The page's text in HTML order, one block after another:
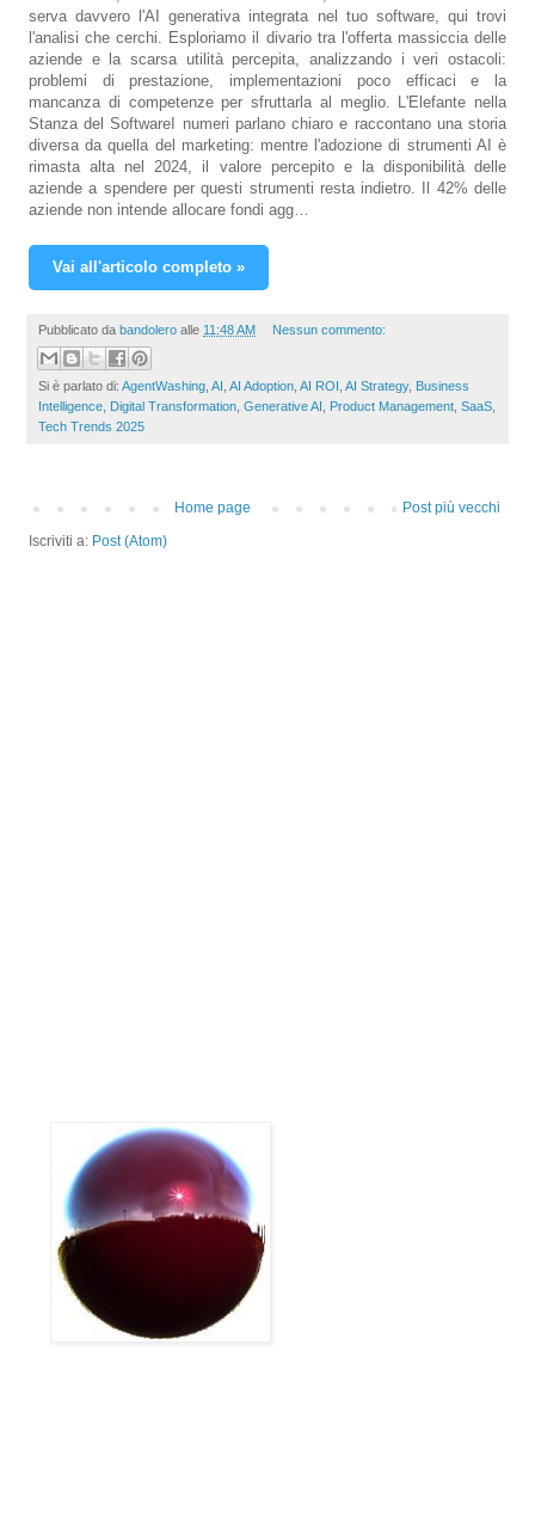
serva davvero l'AI generativa integrata nel tuo software, qui trovi
l'analisi che cerchi. Esploriamo il divario tra l'offerta massiccia delle
aziende e la scarsa utilità percepita, analizzando i veri ostacoli:
problemi di prestazione, implementazioni poco efficaci e la
mancanza di competenze per sfruttarla al meglio. L'Elefante nella
Stanza del SoftwareI numeri parlano chiaro e raccontano una storia
diversa da quella del marketing: mentre l'adozione di strumenti AI è
rimasta alta nel 2024, il valore percepito e la disponibilità delle
aziende a spendere per questi strumenti resta indietro. Il 42% delle
aziende non intende allocare fondi agg…
Vai all'articolo completo »
Pubblicato da bandolero alle 11:48 AM Nessun commento:
Si è parlato di: AgentWashing AI AI Adoption AI ROI AI Strategy, Business
Intelligence
Digital Transformation Generative AI Product Management SaaS
Tech Trends 2025
Post più vecchi
Home page
Iscriviti a: Post (Atom)